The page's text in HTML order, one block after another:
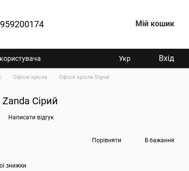
Мій кошик
Укр Вхід
Офісні крісла
Офісні крісла Signal
Сірий
Написати відгук
Порівняти В бажання
знижки